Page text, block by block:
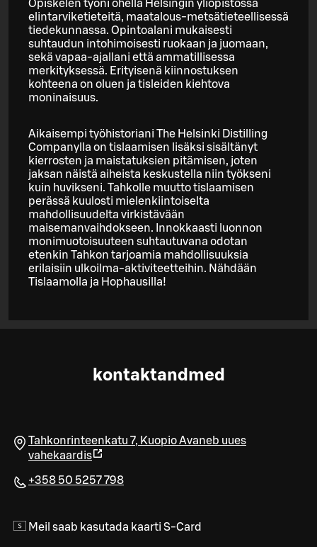
Opiskelen työni ohella Helsingin yliopistossa
elintarviketieteitä, maatalous-metsätieteellisessä
tiedekunnassa. Opintoalani mukaisesti
suhtaudun intohimoisesti ruokaan ja juomaan,
sekä vapaa-ajallani että ammatillisessa
merkityksessä. Erityisenä kiinnostuksen
kohteena on oluen ja tisleiden kiehtova
moninaisuus.
Aikaisempi työhistoriani The Helsinki Distilling
Companylla on tislaamisen lisäksi sisältänyt
kierrosten ja maistatuksien pitämisen, joten
jaksan näistä aiheista keskustella niin työkseni
kuin huvikseni. Tahkolle muutto tislaamisen
perässä kuulosti mielenkiintoiselta
mahdollisuudelta virkistävään
maisemanvaihdokseen. Innokkaasti luonnon
monimuotoisuuteen suhtautuvana odotan
etenkin Tahkon tarjoamia mahdollisuuksia
erilaisiin ulkoilma-aktiviteetteihin. Nähdään
Tislaamolla ja Hophausilla!
kontaktandmed
Tahkonrinteenkatu 7, KuopioAvaneb uues
vahekaardis
+358 50 5257 798
Meil saab kasutada kaarti S-Card